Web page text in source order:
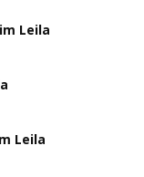
Leila
Leila